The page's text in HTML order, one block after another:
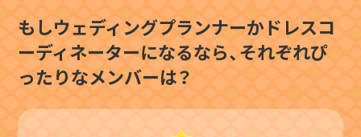
もしウェディングプランナーかドレスコ
ーディネーターになるなら、それぞれぴ
ったりなメンバーは？